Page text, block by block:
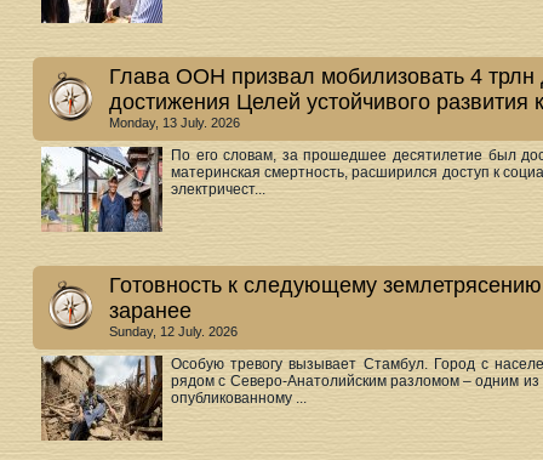
Глава ООН призвал мобилизовать 4
достижения Целей устойчивого развития
Monday, 13 July. 2026
По его словам, за прошедшее десятилетие был
материнская смертность, расширился доступ к
электричест...
Готовность к следующему
заранее
Sunday, 12 July. 2026
Особую тревогу вызывает Стамбул. Город с
рядом с Северо-Анатолийским разломом – одним
опубликованному ...